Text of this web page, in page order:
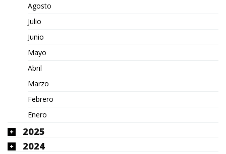
Agosto
Julio
Junio
Mayo
Abril
Marzo
Febrero
Enero
2025
2024